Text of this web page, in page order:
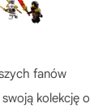
fanów
kolekcję o